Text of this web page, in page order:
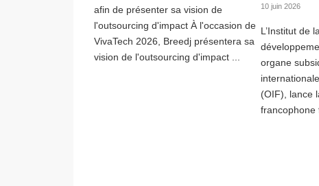
afin de présenter sa vision de
l'outsourcing d'impact À l'occasion de
VivaTech 2026, Breedj présentera sa
vision de l'outsourcing d'impact ...
10 juin 2026
L’Institut de
organe
(OIF), lance
francophone